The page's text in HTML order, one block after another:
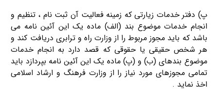
پ) دفتر خدمات زیارتی که زمینه فعالیت آن ثبت نام ، تنظیم و
انجام خدمات موضوع بند (الف) ماده یک این آئین نامه می
باشد که باید مجوز مربوط را از وزارت راه و ترابری دریافت کند و
هر شخص حقیقی یا حقوقی که قصد دارد به انجام خدمات
موضوع بندهای (ب) و (پ) ماده یک این آئین نامه بپردازد باید
تمامی مجوزهای مورد نیاز را از وزارت فرهنگ و ارشاد اسلامی
اخذ نماید .